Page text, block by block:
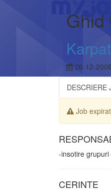
Ghid
26-12-
DESCRIERE
Job expirat
-insotire
CERINTE